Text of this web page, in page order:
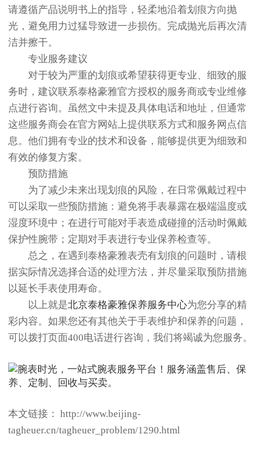
请遵循产品说明书上的指导，轻柔地沿着划痕方向抛
光，避免用力过猛导致进一步损伤。完成抛光后再次清
洁并擦干。
专业服务建议
对于较为严重的划痕或希望获得更专业、细致的服
务时，建议联系泰格豪雅官方授权的服务商或专业维修
点进行咨询。虽然文中未提及具体电话和地址，但通常
这些服务商会在官方网站上提供联系方式和服务网点信
息。他们拥有专业的技术和设备，能够提供更为细致和
有效的修复方案。
预防措施
为了减少未来出现划痕的风险，在日常佩戴过程中
可以采取一些预防措施：避免将手表暴露在极端温度或
湿度环境中；在进行可能对手表造成碰撞的活动时佩戴
保护性腕带；定期对手表进行专业保养检查等。
总之，在遇到泰格豪雅表壳有划痕的问题时，请根
据实际情况选择合适的处理方法，并尽量采取预防措施
以延长手表使用寿命。
以上就是北京泰格豪雅保养服务中心为您分享的精
彩内容。如果您还有其他关于手表维护和保养的问题，
可以拨打页面400电话进行咨询，我们将竭诚为您服务。
本文链接： http://www.beijing-
tagheuer.cn/tagheuer_problem/1290.html